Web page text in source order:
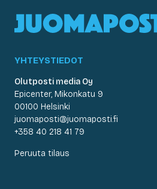
YHTEYSTIEDOT
Olutposti media Oy
Epicenter, Mikonkatu 9
00100 Helsinki
juomaposti@juomaposti.fi
+358 40 218 41 79
Peruuta tilaus